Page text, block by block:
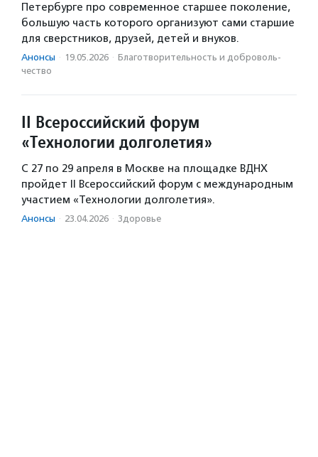
Петербурге про современное старшее поколение,
большую часть которого организуют сами старшие
для сверстников, друзей, детей и внуков.
Анонсы · 19.05.2026 · Благотвори­тель­ность и доброволь­
чест­во
II Всероссийский форум
«Технологии долголетия»
С 27 по 29 апреля в Москве на площадке ВДНХ
пройдет II Всероссийский форум с международным
участием «Технологии долголетия».
Анонсы · 23.04.2026 · Здоровье